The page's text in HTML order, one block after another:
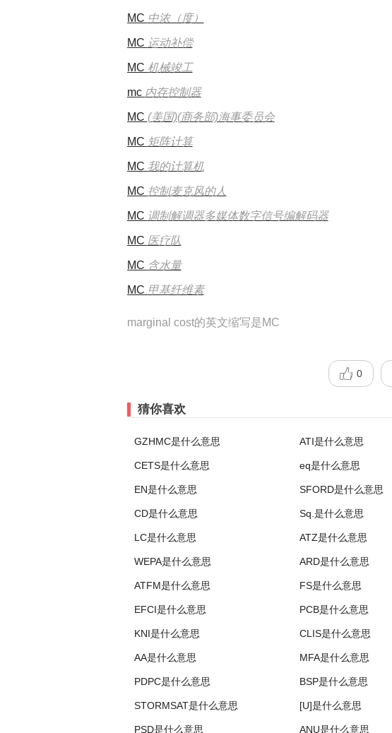
MC 中浓（度）
MC 运动补偿
MC 机械竣工
mc 内存控制器
MC (美国)(商务部)海事委员会
MC 矩阵计算
MC 我的计算机
MC 控制麦克风的人
MC 调制解调器多媒体数字信号编解码器
MC 医疗队
MC 含水量
MC 甲基纤维素
marginal cost的英文缩写是MC
0
猜你喜欢
GZHMC是什么意思 ATI是什么意思
CETS是什么意思 eq是什么意思
EN是什么意思 SFORD是什么意思
CD是什么意思 Sq.是什么意思
LC是什么意思 ATZ是什么意思
WEPA是什么意思 ARD是什么意思
ATFM是什么意思 FS是什么意思
EFCI是什么意思 PCB是什么意思
KNI是什么意思 CLIS是什么意思
AA是什么意思 MFA是什么意思
PDPC是什么意思 BSP是什么意思
STORMSAT是什么意思 [U]是什么意思
PSD是什么意思 ANU是什么意思